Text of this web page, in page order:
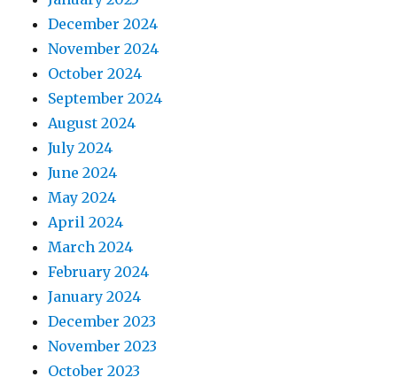
December 2024
November 2024
October 2024
September 2024
August 2024
July 2024
June 2024
May 2024
April 2024
March 2024
February 2024
January 2024
December 2023
November 2023
October 2023